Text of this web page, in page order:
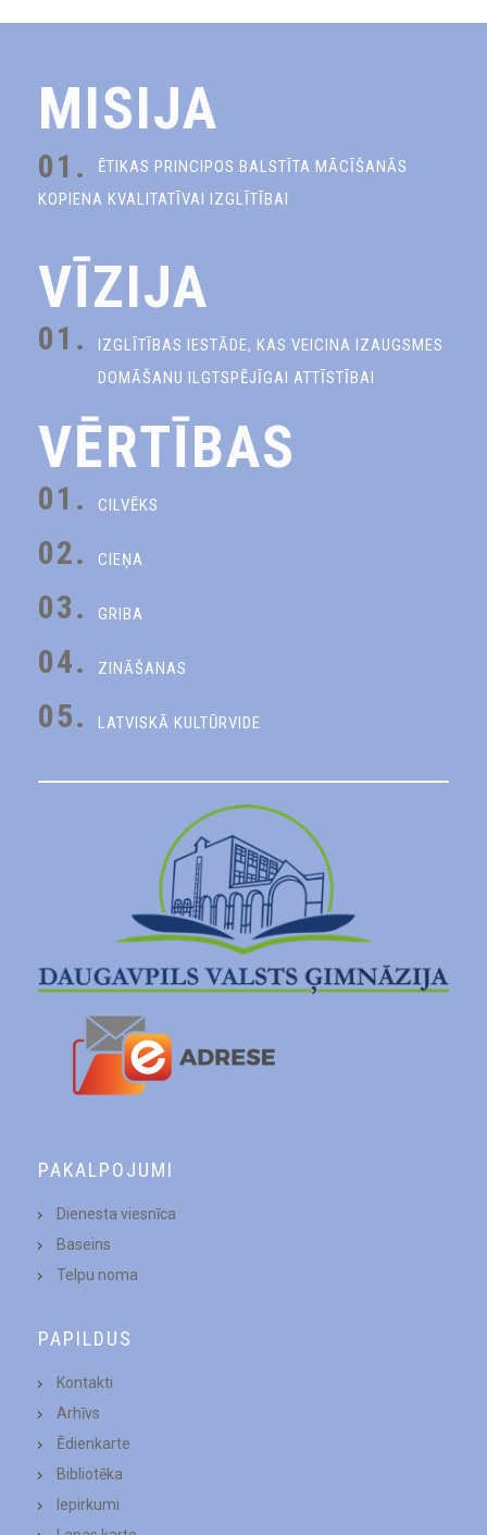
MISIJA
01.
ĒTIKAS PRINCIPOS BALSTĪTA MĀCĪŠANĀS
KOPIENA KVALITATĪVAI IZGLĪTĪBAI
VĪZIJA
01.
IZGLĪTĪBAS IESTĀDE, KAS VEICINA IZAUGSMES
DOMĀŠANU ILGTSPĒJĪGAI ATTĪSTĪBAI
VĒRTĪBAS
01. CILVĒKS
02. CIEŅA
03. GRIBA
04. ZINĀŠANAS
05. LATVISKĀ KULTŪRVIDE
PAKALPOJUMI
Dienesta viesnīca
Baseins
Telpu noma
PAPILDUS
Kontakti
Arhīvs
Ēdienkarte
Bibliotēka
Iepirkumi